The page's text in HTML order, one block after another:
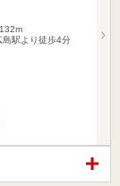
駅より徒歩4分